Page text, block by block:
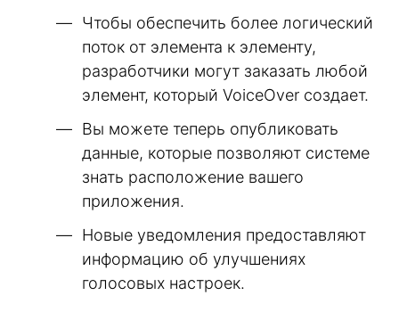
Чтобы обеспечить более логический
поток от элемента к элементу,
разработчики могут заказать любой
элемент, который VoiceOver создает.
Вы можете теперь опубликовать
данные, которые позволяют системе
знать расположение вашего
приложения.
Новые уведомления предоставляют
информацию об улучшениях
голосовых настроек.